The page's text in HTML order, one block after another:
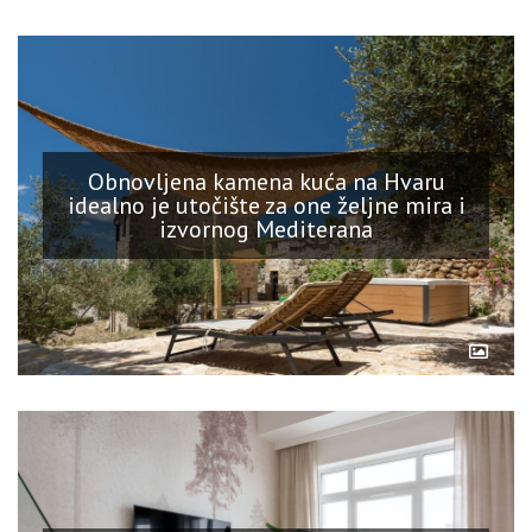
Obnovljena kamena kuća na Hvaru
idealno je utočište za one željne mira i
izvornog Mediterana